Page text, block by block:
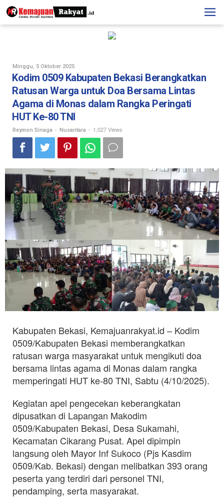
Skip
to
content
Minggu, 5 Oktober 2025Oleh
Reymon
Sinaga
Kodim 0509 Kabupaten Bekasi Berangkatkan
Ratusan Warga untuk Doa Bersama Lintas
Agama di Monas dalam Rangka Peringati
HUT Ke-80 TNI
Reymon Sinaga - Nusantara - 1,027 Views
Kabupaten Bekasi, Kemajuanrakyat.id – Kodim
0509/Kabupaten Bekasi memberangkatkan
ratusan warga masyarakat untuk mengikuti doa
bersama lintas agama di Monas dalam rangka
memperingati HUT ke-80 TNI, Sabtu (4/10/2025).
Kegiatan apel pengecekan keberangkatan
dipusatkan di Lapangan Makodim
0509/Kabupaten Bekasi, Desa Sukamahi,
Kecamatan Cikarang Pusat. Apel dipimpin
langsung oleh Mayor Inf Sukoco (Pjs Kasdim
0509/Kab. Bekasi) dengan melibatkan 393 orang
peserta yang terdiri dari personel TNI,
pendamping, serta masyarakat.